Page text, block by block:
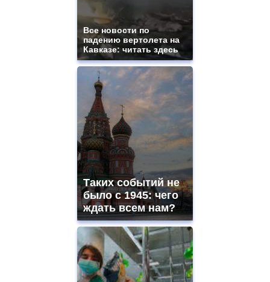
Все новости по
падению вертолета на
Кавказе: читать здесь
Таких событий не
было с 1945: чего
ждать всем нам?